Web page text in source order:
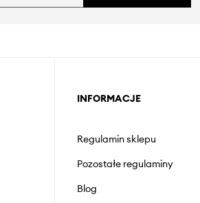
INFORMACJE
Regulamin sklepu
Pozostałe regulaminy
Blog